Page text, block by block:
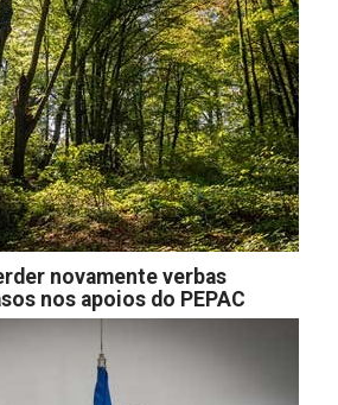
novamente verbas
nos apoios do PEPAC